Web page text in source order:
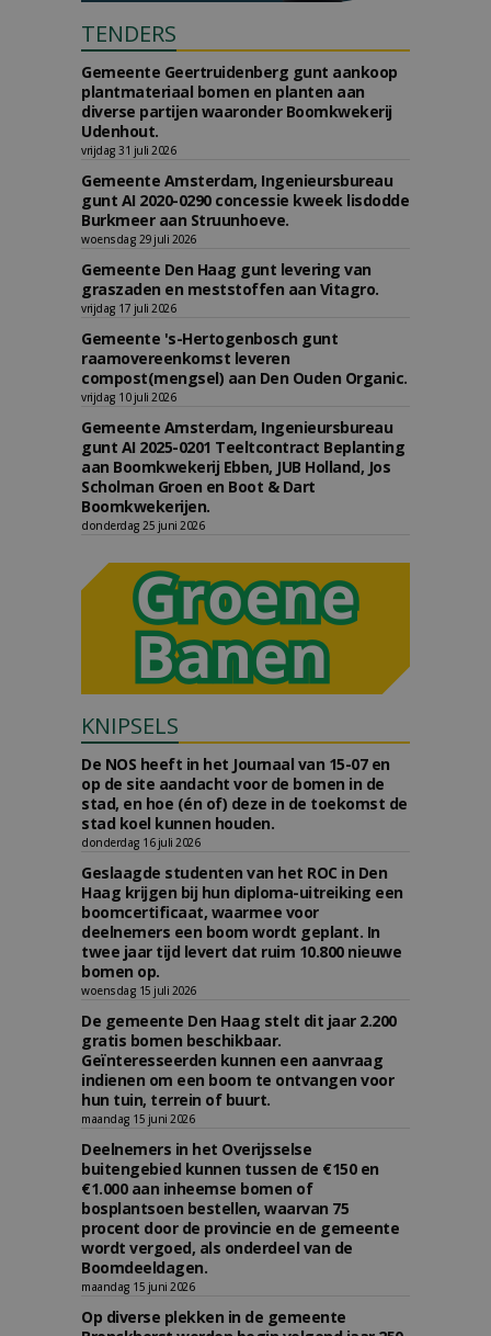
TENDERS
Gemeente Geertruidenberg gunt aankoop
plantmateriaal bomen en planten aan
diverse partijen waaronder Boomkwekerij
Udenhout.
vrijdag 31 juli 2026
Gemeente Amsterdam, Ingenieursbureau
gunt AI 2020-0290 concessie kweek lisdodde
Burkmeer aan Struunhoeve.
woensdag 29 juli 2026
Gemeente Den Haag gunt levering van
graszaden en meststoffen aan Vitagro.
vrijdag 17 juli 2026
Gemeente 's-Hertogenbosch gunt
raamovereenkomst leveren
compost(mengsel) aan Den Ouden Organic.
vrijdag 10 juli 2026
Gemeente Amsterdam, Ingenieursbureau
gunt AI 2025-0201 Teeltcontract Beplanting
aan Boomkwekerij Ebben, JUB Holland, Jos
Scholman Groen en Boot & Dart
Boomkwekerijen.
donderdag 25 juni 2026
KNIPSELS
De NOS heeft in het Journaal van 15-07 en
op de site aandacht voor de bomen in de
stad, en hoe (én of) deze in de toekomst de
stad koel kunnen houden.
donderdag 16 juli 2026
Geslaagde studenten van het ROC in Den
Haag krijgen bij hun diploma-uitreiking een
boomcertificaat, waarmee voor
deelnemers een boom wordt geplant. In
twee jaar tijd levert dat ruim 10.800 nieuwe
bomen op.
woensdag 15 juli 2026
De gemeente Den Haag stelt dit jaar 2.200
gratis bomen beschikbaar.
Geïnteresseerden kunnen een aanvraag
indienen om een boom te ontvangen voor
hun tuin, terrein of buurt.
maandag 15 juni 2026
Deelnemers in het Overijsselse
buitengebied kunnen tussen de €150 en
€1.000 aan inheemse bomen of
bosplantsoen bestellen, waarvan 75
procent door de provincie en de gemeente
wordt vergoed, als onderdeel van de
Boomdeeldagen.
maandag 15 juni 2026
Op diverse plekken in de gemeente